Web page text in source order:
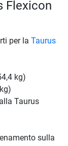
Flexicon
per la Taurus
kg)
Taurus
sulla